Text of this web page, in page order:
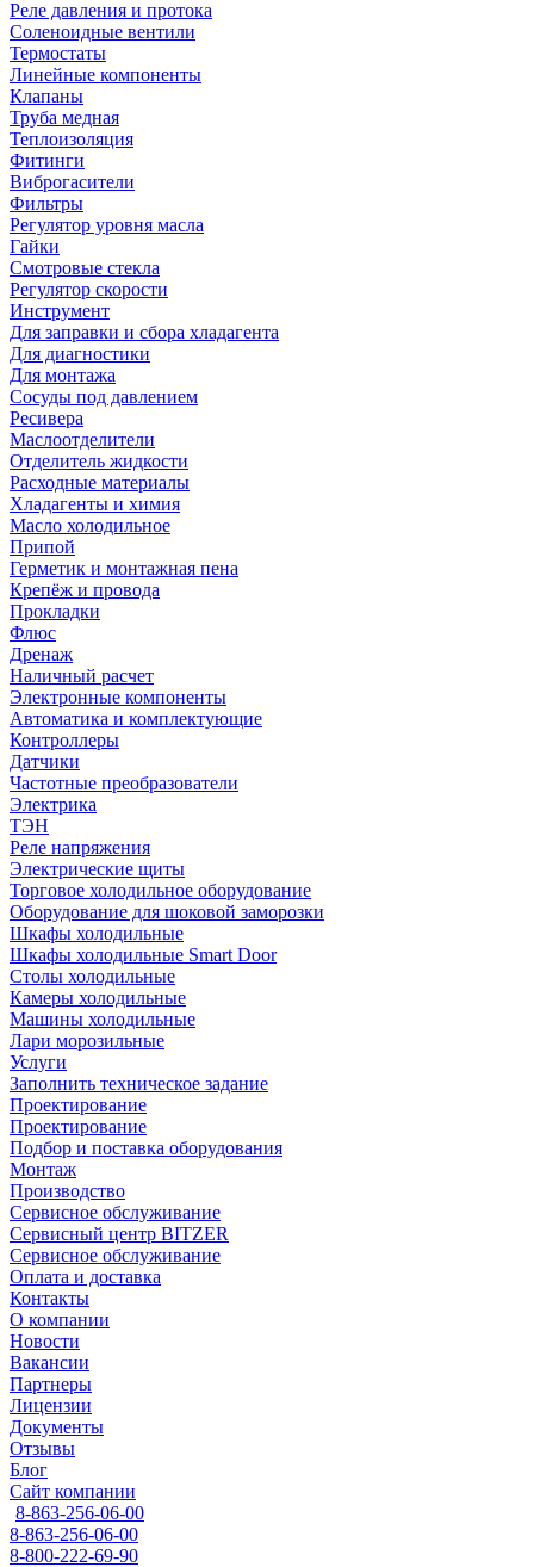
Реле давления и протока
Соленоидные вентили
Термостаты
Линейные компоненты
Клапаны
Труба медная
Теплоизоляция
Фитинги
Виброгасители
Фильтры
Регулятор уровня масла
Гайки
Смотровые стекла
Регулятор скорости
Инструмент
Для заправки и сбора хладагента
Для диагностики
Для монтажа
Сосуды под давлением
Ресивера
Маслоотделители
Отделитель жидкости
Расходные материалы
Хладагенты и химия
Масло холодильное
Припой
Герметик и монтажная пена
Крепёж и провода
Прокладки
Флюс
Дренаж
Наличный расчет
Электронные компоненты
Автоматика и комплектующие
Контроллеры
Датчики
Частотные преобразователи
Электрика
ТЭН
Реле напряжения
Электрические щиты
Торговое холодильное оборудование
Оборудование для шоковой заморозки
Шкафы холодильные
Шкафы холодильные Smart Door
Столы холодильные
Камеры холодильные
Машины холодильные
Лари морозильные
Услуги
Заполнить техническое задание
Проектирование
Проектирование
Подбор и поставка оборудования
Монтаж
Производство
Сервисное обслуживание
Сервисный центр BITZER
Сервисное обслуживание
Оплата и доставка
Контакты
О компании
Новости
Вакансии
Партнеры
Лицензии
Документы
Отзывы
Блог
Сайт компании
8-863-256-06-00
8-863-256-06-00
8-800-222-69-90